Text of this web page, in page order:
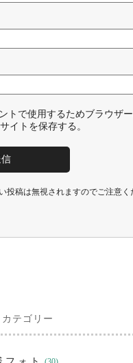
トで使用するためブラウザ
イトを保存する。
投稿は無視されますのでご注意
カテゴリー